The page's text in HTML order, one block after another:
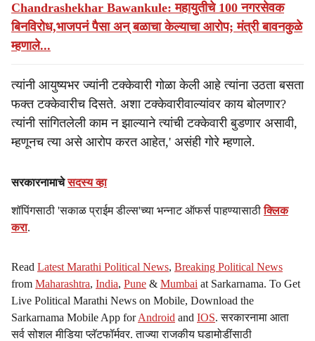
Chandrashekhar Bawankule: महायुतीचे 100 नगरसेवक
बिनविरोध,भाजपनं पैसा अन् बळाचा केल्याचा आरोप; मंत्री बावनकुळे
म्हणाले...
त्यांनी आयुष्यभर ज्यांनी टक्केवारी गोळा केली आहे त्यांना उठता बसता
फक्त टक्केवारीच दिसते. अशा टक्केवारीवाल्यांवर काय बोलणार?
त्यांनी सांगितलेली काम न झाल्याने त्यांची टक्केवारी बुडणार असावी,
म्हणूनच त्या असे आरोप करत आहेत,' असंही गोरे म्हणाले.
सरकारनामाचेसदस्य व्हा
शॉपिंगसाठी 'सकाळ प्राईम डील्स'च्या भन्नाट ऑफर्स पाहण्यासाठीक्लिक
करा.
Read Latest Marathi Political News, Breaking Political News
from Maharashtra, India, Pune & Mumbai at Sarkarnama. To Get
Live Political Marathi News on Mobile, Download the
Sarkarnama Mobile App forAndroid and IOS. सरकारनामा आता
सर्व सोशल मीडिया प्लॅटफॉर्मवर. ताज्या राजकीय घडामोडींसाठी